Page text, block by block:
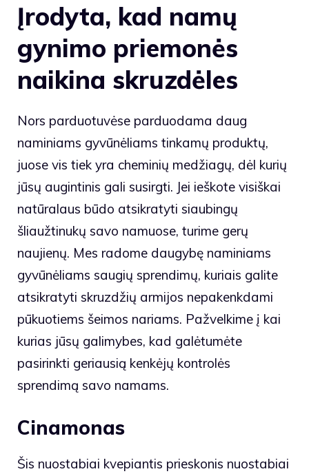
Įrodyta, kad namų
gynimo priemonės
naikina skruzdėles
Nors parduotuvėse parduodama daug
naminiams gyvūnėliams tinkamų produktų,
juose vis tiek yra cheminių medžiagų, dėl kurių
jūsų augintinis gali susirgti. Jei ieškote visiškai
natūralaus būdo atsikratyti siaubingų
šliaužtinukų savo namuose, turime gerų
naujienų. Mes radome daugybę naminiams
gyvūnėliams saugių sprendimų, kuriais galite
atsikratyti skruzdžių armijos nepakenkdami
pūkuotiems šeimos nariams. Pažvelkime į kai
kurias jūsų galimybes, kad galėtumėte
pasirinkti geriausią kenkėjų kontrolės
sprendimą savo namams.
Cinamonas
Šis nuostabiai kvepiantis prieskonis nuostabiai